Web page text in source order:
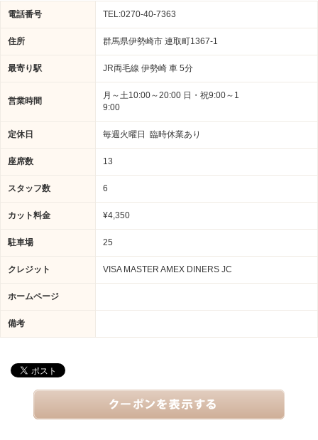
電話番号 TEL:0270-40-7363
住所 群馬県伊勢崎市 連取町1367-1
最寄り駅 JR両毛線 伊勢崎 車 5分
営業時間
月～土10:00～20:00 日・祝9:00～1
9:00
定休日 毎週火曜日 臨時休業あり
座席数 13
スタッフ数 6
カット料金 ¥4,350
駐車場 25
クレジット VISA MASTER AMEX DINERS JC
ホームページ
備考